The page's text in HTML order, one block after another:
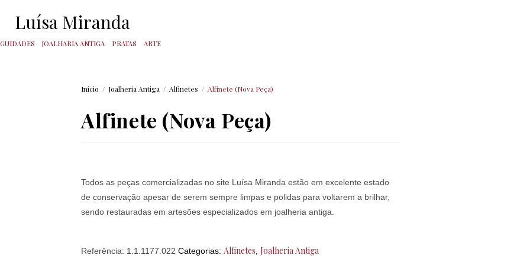
Luísa Miranda
JOALHARIA ANTIGA PRATAS ARTE
Início / Joalheria Antiga / Alfinetes / Alfinete (Nova Peça)
Alfinete (Nova Peça)
Todos as peças comercializadas no site Luísa Miranda estão em excelente estado
de conservação apesar de serem sempre limpas e polidas para voltarem a brilhar,
sendo restauradas em artesões especializados em joalheria antiga.
Referência: 1.1.1177.022 Categorias: Alfinetes Joalheria Antiga